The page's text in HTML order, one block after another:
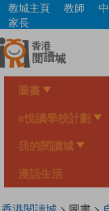
Skip
main
content
教城主頁 教師
家長
圖書
e悅讀學校計劃
我的閱讀城
漫話生活